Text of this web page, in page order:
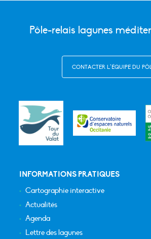
Pôle-relais lagunes
CONTACTER L’ÉQUIPE DU
INFORMATIONS PRATIQUES
Cartographie interactive
Actualités
Agenda
Lettre des lagunes